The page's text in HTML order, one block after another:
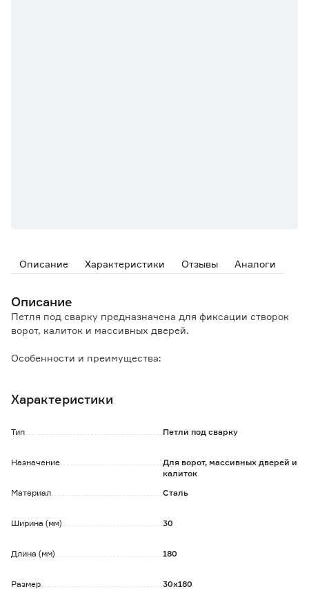
Описание Характеристики Отзывы Аналоги
Описание
Петля под сварку предназначена для фиксации створок
ворот, калиток и массивных дверей.
Особенности и преимущества:
отсутствие скрипа.
Характеристики
Тип Петли под сварку
Назначение
Для ворот, массивных дверей и
калиток
Материал
Сталь
Ширина (мм) 30
Длина (мм) 180
Размер 30х180